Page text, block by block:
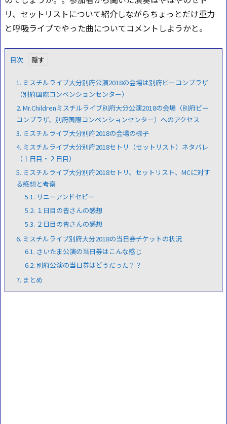
リ、セットリストについて紹介しながらちょっとだけ重力
と呼吸ライブでやった曲についてコメントしようかと。
目次
1. ミスチルライブ大分別府公演2018の会場は別府ビーコンプラザ
（別府国際コンベンションセンター）
2. Mr.Childrenミスチルライブ別府大分公演2018の会場（別府ビー
コンプラザ、別府国際コンベンションセンター）へのアクセス
3. ミスチルライブ大分別府2018の会場の様子
4. ミスチルライブ大分別府2018セトリ（セットリスト）ネタバレ
（１日目・２日目）
5. ミスチルライブ大分別府2018セトリ、セットリスト、MCに対す
る感想と考察
5.1. サニーアンドセビー
5.2. １日目の皆さんの感想
5.3. ２日目の皆さんの感想
6. ミスチルライブ別府大分2018の当日券チケットの状況
6.1. さいたま公演の当日券はこんな感じ
6.2. 別府公演の当日券はどうだった？？
7. まとめ